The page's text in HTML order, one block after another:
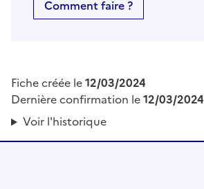
Comment faire ?
Fiche créée le12/03/2024
Dernière confirmation le12/03/2024
Voir l'historique